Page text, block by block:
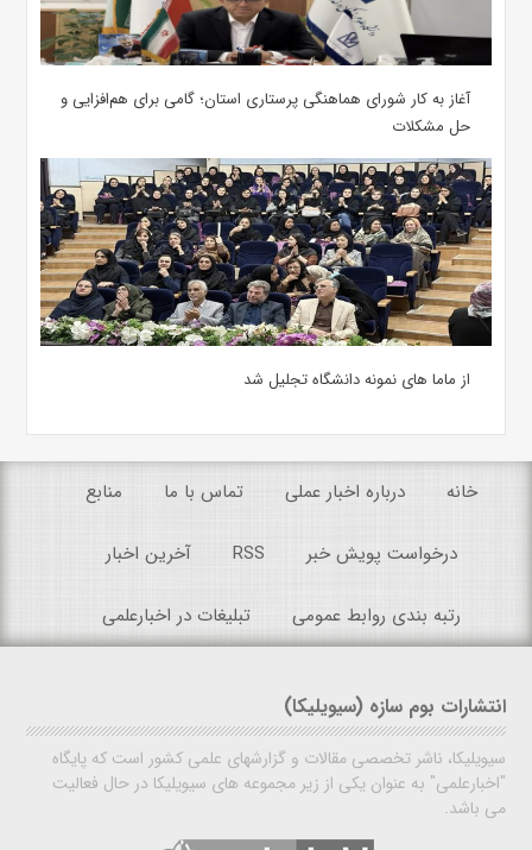
آغاز به کار شورای هماهنگی پرستاری استان؛ گامی برای هم‌افزایی و
حل مشکلات
از ماما های نمونه دانشگاه تجلیل شد
خانه درباره اخبار عملی تماس با ما منابع
درخواست پویش خبر RSS آخرین اخبار
رتبه بندی روابط عمومی تبلیغات در اخبارعلمی
انتشارات بوم سازه (سیویلیکا)
سیویلیکا، ناشر تخصصی مقالات و گزارشهای علمی کشور است که پایگاه
"اخبارعلمی" به عنوان یکی از زیر مجموعه های سیویلیکا در حال فعالیت
می باشد.